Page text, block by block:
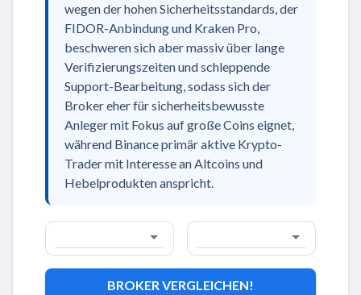
wegen der hohen Sicherheitsstandards, der
FIDOR-Anbindung und Kraken Pro,
beschweren sich aber massiv über lange
Verifizierungszeiten und schleppende
Support-Bearbeitung, sodass sich der
Broker eher für sicherheitsbewusste
Anleger mit Fokus auf große Coins eignet,
während Binance primär aktive Krypto-
Trader mit Interesse an Altcoins und
Hebelprodukten anspricht.
BROKER VERGLEICHEN!